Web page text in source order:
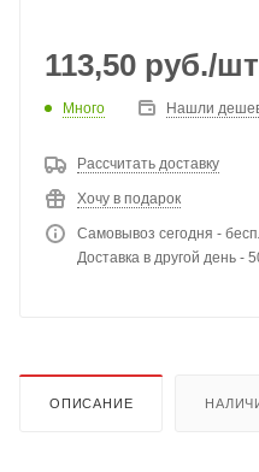
113,50 руб./шт
Много Нашли
Рассчитать доставку
Хочу в подарок
Самовывоз сегодня -
Доставка в другой день -
ОПИСАНИЕ